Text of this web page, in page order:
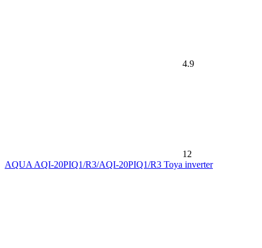
4.9
12
AQUA AQI-20PIQ1/R3/AQI-20PIQ1/R3 Toya inverter